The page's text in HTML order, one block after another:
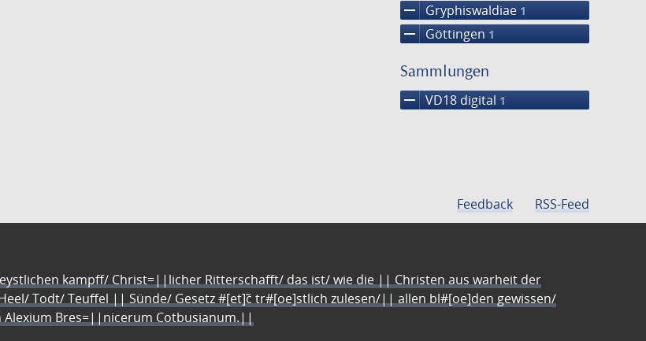
remove Gryphiswaldiae 1
remove Göttingen 1
Sammlungen
remove VD18 digital 1
Feedback RSS-Feed
kampff/ Christ=||licher Ritterschafft/ das ist/ wie die || Christen aus warheit der
Todt/ Teuffel || Sünde/ Gesetz #[et]c̃ tr#[oe]stlich zulesen/|| allen bl#[oe]den gewissen/
Bres=||nicerum Cotbusianum.||